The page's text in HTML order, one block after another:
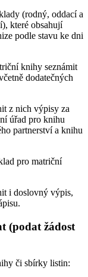
(rodný, oddací a
které obsahují
podle stavu ke dni
knihy seznámit
dodatečných
z nich výpisy za
úřad pro knihu
partnerství a knihu
pro matriční
i doslovný výpis,
(podat žádost
či sbírky listin: